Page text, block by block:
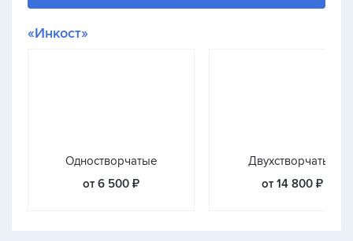
«Инкост»
Одностворчатые
от 6 500 ₽
Двухстворчатые
от 14 800 ₽